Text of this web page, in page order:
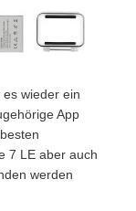
wieder ein
App
7 LE aber auch
werden